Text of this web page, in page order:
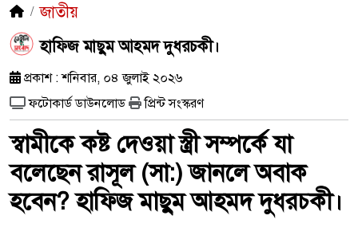
জাতীয়
হাফিজ মাছুম আহমদ দুধরচকী।
প্রকাশ : শনিবার, ০৪ জুলাই ২০২৬
ফটোকার্ড ডাউনলোড
প্রিন্ট সংস্করণ
স্বামীকে কষ্ট দেওয়া স্ত্রী সম্পর্কে যা
বলেছেন রাসূল (সা:) জানলে অবাক
হবেন? হাফিজ মাছুম আহমদ দুধরচকী।